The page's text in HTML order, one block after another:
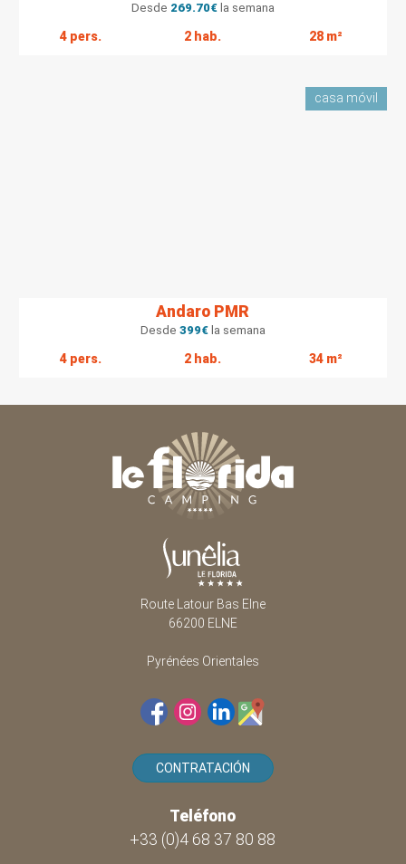
Desde 269.70€la semana
4 pers. 2 hab. 28 m²
casa móvil
Andaro PMR
Desde 399€la semana
4 pers. 2 hab. 34 m²
Route Latour Bas Elne
66200 ELNE
Pyrénées Orientales
CONTRATACIÓN
Teléfono
+33 (0)4 68 37 80 88